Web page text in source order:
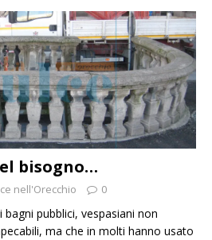
bisogno…
nell'Orecchio 0
bagni pubblici, vespasiani non
ma che in molti hanno usato